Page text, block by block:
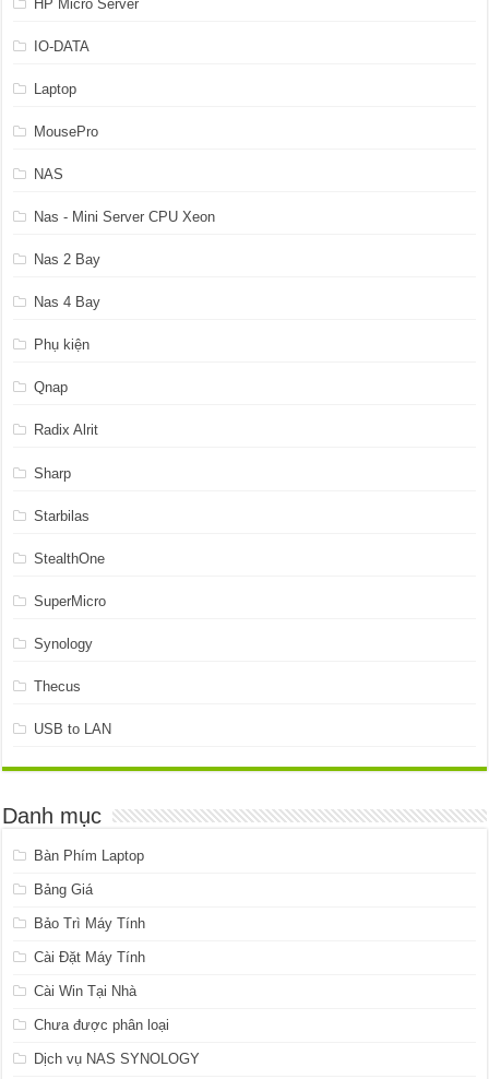
HP Micro Server
IO-DATA
Laptop
MousePro
NAS
Nas - Mini Server CPU Xeon
Nas 2 Bay
Nas 4 Bay
Phụ kiện
Qnap
Radix Alrit
Sharp
Starbilas
StealthOne
SuperMicro
Synology
Thecus
USB to LAN
Danh mục
Bàn Phím Laptop
Bảng Giá
Bảo Trì Máy Tính
Cài Đặt Máy Tính
Cài Win Tại Nhà
Chưa được phân loại
Dịch vụ NAS SYNOLOGY